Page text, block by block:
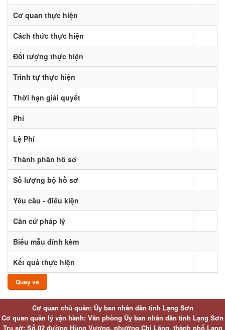
Cơ quan thực hiện
Cách thức thực hiện
Đối tượng thực hiện
Trình tự thực hiện
Thời hạn giải quyết
Phí
Lệ Phí
Thành phần hồ sơ
Số lượng bộ hồ sơ
Yêu cầu - điều kiện
Căn cứ pháp lý
Biểu mẫu đính kèm
Kết quả thực hiện
Quay về
Cơ quan chủ quản: Ủy ban nhân dân tỉnh Lạng Sơn
Cơ quan quản lý vận hành: Văn phòng Ủy ban nhân dân tỉnh Lạng Sơn
Trụ sở: Số 02 đường Hùng Vương, phường Chi Lăng, thành phố Lạng